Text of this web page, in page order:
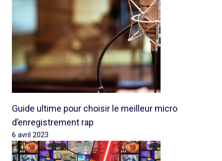
Guide ultime pour choisir le meilleur micro
d’enregistrement rap
6 avril 2023